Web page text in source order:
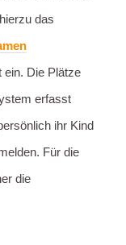
das
ein. Die Plätze
erfasst
ihr Kind
Für die
die